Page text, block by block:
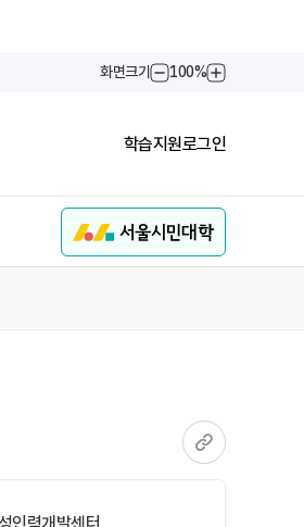
화면크기 화면축소
100%화면확대
학습지원로그인
현재 페이지 링크